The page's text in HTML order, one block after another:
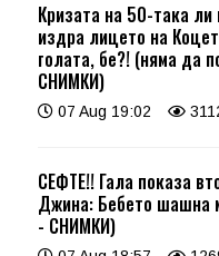
Кризата на 50-така
издра лицето на
голата, бе?! (няма да
СНИМКИ)
07 Aug 19:02
СЕФТЕ!! Гала показа
Джина: Бебето шашна
- СНИМКИ)